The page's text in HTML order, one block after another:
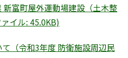
新富町屋外運動場建設（土木整
イル: 45.0KB)
（令和3年度 防衛施設周辺民